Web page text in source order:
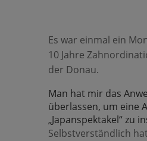
Es war einmal ein
10 Jahre
der Donau.
Man hat mir das
überlassen, um eine
„Japanspektakel“ zu
Selbstverständlich